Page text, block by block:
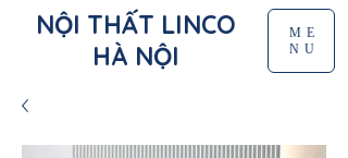
NỘI THẤT LINCO
HÀ NỘI
ME
NU